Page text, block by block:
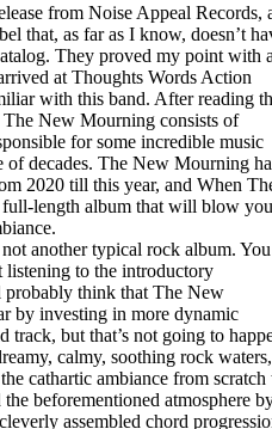
from Noise Appeal Records,
that, as far as I know, doesn’t
They proved my point with
at Thoughts Words Action
with this band. After reading
The New Mourning consists of
for some incredible music
of decades. The New Mourning
2020 till this year, and When
full-length album that will blow you
another typical rock album.
listening to the introductory
probably think that The New
by investing in more dynamic
track, but that’s not going to
calmy, soothing rock waters,
cathartic ambiance from scratch
beforementioned atmosphere
assembled chord